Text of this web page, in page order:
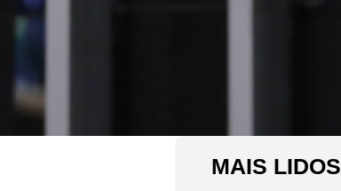
MAIS LIDOS